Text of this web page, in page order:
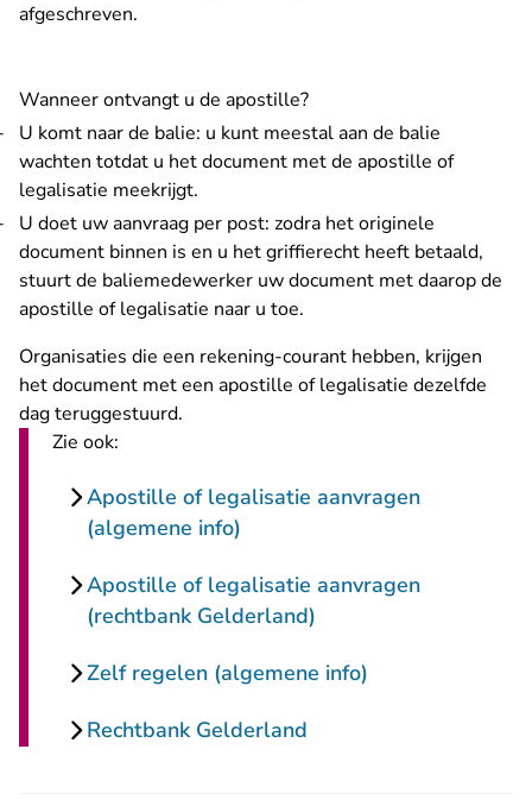
afgeschreven.
Wanneer ontvangt u de apostille?
U komt naar de balie: u kunt meestal aan de balie
wachten totdat u het document met de apostille of
legalisatie meekrijgt.
U doet uw aanvraag per post: zodra het originele
document binnen is en u het griffierecht heeft betaald,
stuurt de baliemedewerker uw document met daarop de
apostille of legalisatie naar u toe.
Organisaties die een rekening-courant hebben, krijgen
het document met een apostille of legalisatie dezelfde
dag teruggestuurd.
Zie ook:
Apostille of legalisatie aanvragen
(algemene info)
Apostille of legalisatie aanvragen
(rechtbank Gelderland)
Zelf regelen (algemene info)
Rechtbank Gelderland